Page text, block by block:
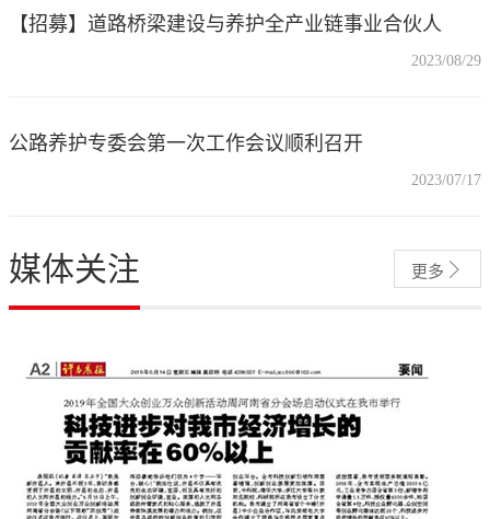
【招募】道路桥梁建设与养护全产业链事业合伙人
2023/08/29
公路养护专委会第一次工作会议顺利召开
2023/07/17
媒体关注 更多 